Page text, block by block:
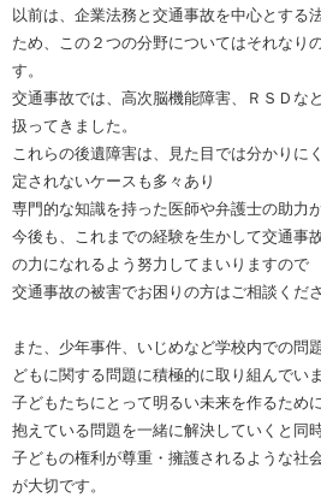
以前は、企業法務と交通事故を中心とする
ため、この２つの分野についてはそれなり
す。
交通事故では、高次脳機能障害、ＲＳＤな
扱ってきました。
これらの後遺障害は、見た目では分かりに
定されないケースも多々あり
専門的な知識を持った医師や弁護士の助力
今後も、これまでの経験を生かして交通事
の力になれるよう努力してまいりますので
交通事故の被害でお困りの方はご相談くださ
また、少年事件、いじめなど学校内での問
どもに関する問題に積極的に取り組んでいま
子どもたちにとって明るい未来を作るため
抱えている問題を一緒に解決していくと同
子どもの権利が尊重・擁護されるような社
が大切です。